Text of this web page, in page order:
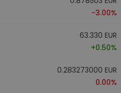
-3.00%
63.330 EUR
+0.50%
0.283273000 EUR
0.00%